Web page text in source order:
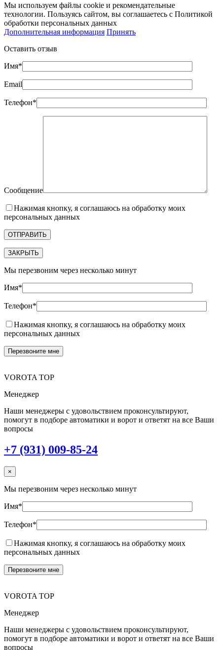
Мы используем файлы cookie и рекомендательные
технологии. Пользуясь сайтом, вы соглашаетесь с Политикой
обработки персональных данных
Дополнительная информация Принять
Оставить отзыв
Имя*
Email
Телефон*
Сообщение
Нажимая кнопку, я соглашаюсь на обработку моих
персональных данных
ЗАКРЫТЬ
Мы перезвоним через несколько минут
Имя*
Телефон*
Нажимая кнопку, я соглашаюсь на обработку моих
персональных данных
VOROTA TOP
Менеджер
Наши менеджеры с удовольствием проконсультируют,
помогут в подборе автоматики и ворот и ответят на все Ваши
вопросы
+7 (931) 009-85-24
×
Мы перезвоним через несколько минут
Имя*
Телефон*
Нажимая кнопку, я соглашаюсь на обработку моих
персональных данных
VOROTA TOP
Менеджер
Наши менеджеры с удовольствием проконсультируют,
помогут в подборе автоматики и ворот и ответят на все Ваши
вопросы